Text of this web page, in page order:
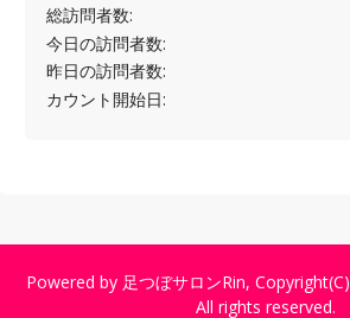
総訪問者数:
今日の訪問者数:
昨日の訪問者数:
カウント開始日:
Powered by 足つぼサロンRin, Copyright(C)
All rights reserved.